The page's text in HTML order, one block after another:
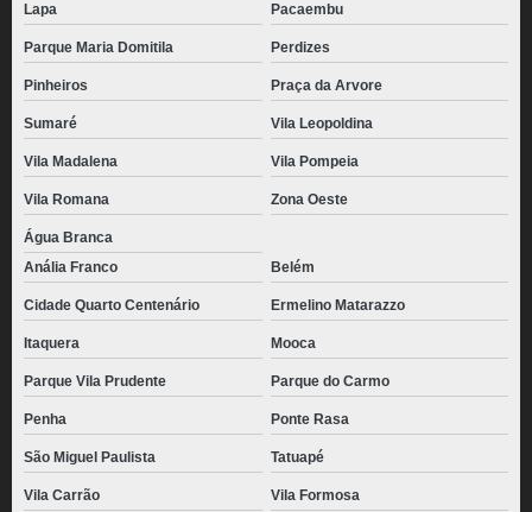
Lapa Pacaembu
Parque Maria Domitila Perdizes
Pinheiros Praça da Arvore
Sumaré Vila Leopoldina
Vila Madalena Vila Pompeia
Vila Romana Zona Oeste
Água Branca
Anália Franco
Belém
Cidade Quarto Centenário Ermelino Matarazzo
Itaquera Mooca
Parque Vila Prudente Parque do Carmo
Penha Ponte Rasa
São Miguel Paulista Tatuapé
Vila Carrão Vila Formosa